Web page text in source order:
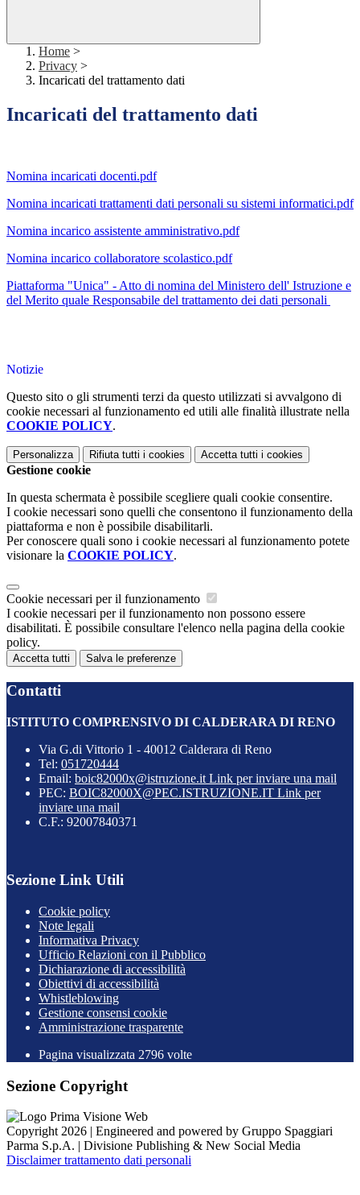
Home >
Privacy >
Incaricati del trattamento dati
Incaricati del trattamento dati
Nomina incaricati docenti.pdf
Nomina incaricati trattamenti dati personali su sistemi informatici.pdf
Nomina incarico assistente amministrativo.pdf
Nomina incarico collaboratore scolastico.pdf
Piattaforma "Unica" - Atto di nomina del Ministero dell' Istruzione e
del Merito quale Responsabile del trattamento dei dati personali
Notizie
Questo sito o gli strumenti terzi da questo utilizzati si avvalgono di
cookie necessari al funzionamento ed utili alle finalità illustrate nella
COOKIE POLICY.
Personalizza Rifiuta tutti i cookies Accetta tutti i cookies
Gestione cookie
In questa schermata è possibile scegliere quali cookie consentire.
I cookie necessari sono quelli che consentono il funzionamento della
piattaforma e non è possibile disabilitarli.
Per conoscere quali sono i cookie necessari al funzionamento potete
visionare la COOKIE POLICY.
Cookie necessari per il funzionamento
I cookie necessari per il funzionamento non possono essere
disabilitati. È possibile consultare l'elenco nella pagina della cookie
policy.
Accetta tutti Salva le preferenze
Contatti
ISTITUTO COMPRENSIVO DI CALDERARA DI RENO
Via G.di Vittorio 1 - 40012 Calderara di Reno
Tel: 051720444
Email: boic82000x@istruzione.it Link per inviare una mail
PEC: BOIC82000X@PEC.ISTRUZIONE.IT Link per
inviare una mail
C.F.: 92007840371
Sezione Link Utili
Cookie policy
Note legali
Informativa Privacy
Ufficio Relazioni con il Pubblico
Dichiarazione di accessibilità
Obiettivi di accessibilità
Whistleblowing
Gestione consensi cookie
Amministrazione trasparente
Pagina visualizzata 2796 volte
Sezione Copyright
Copyright 2026 | Engineered and powered by Gruppo Spaggiari
Parma S.p.A. | Divisione Publishing & New Social Media
Disclaimer trattamento dati personali